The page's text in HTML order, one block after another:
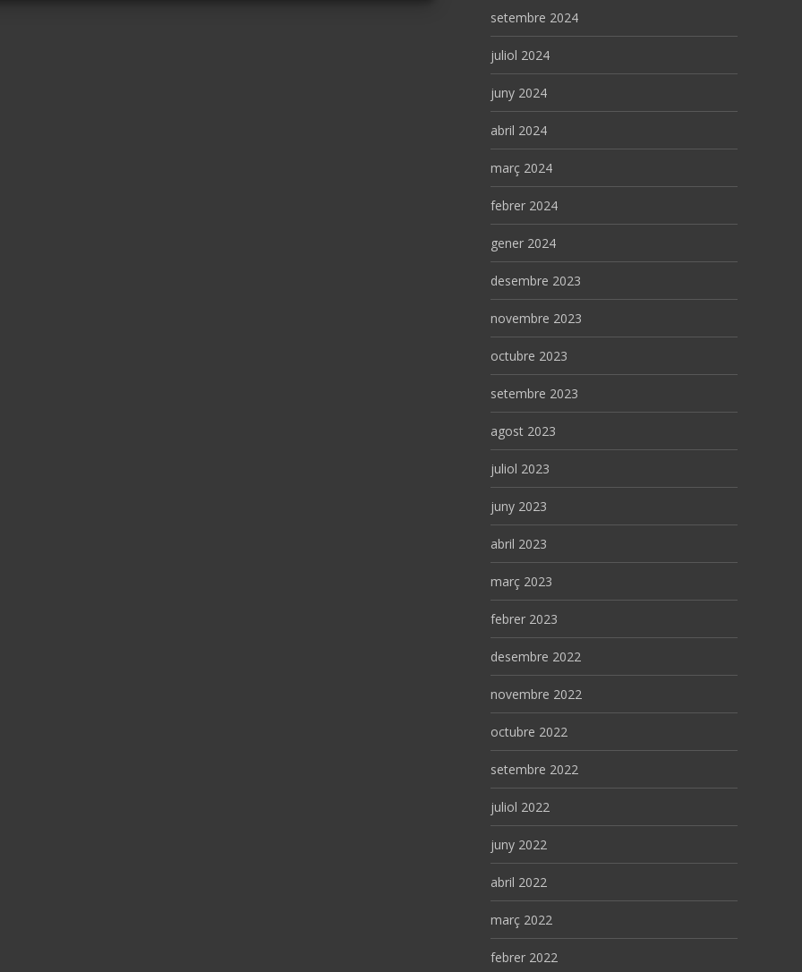
setembre 2024
juliol 2024
juny 2024
abril 2024
març 2024
febrer 2024
gener 2024
desembre 2023
novembre 2023
octubre 2023
setembre 2023
agost 2023
juliol 2023
juny 2023
abril 2023
març 2023
febrer 2023
desembre 2022
novembre 2022
octubre 2022
setembre 2022
juliol 2022
juny 2022
abril 2022
març 2022
febrer 2022